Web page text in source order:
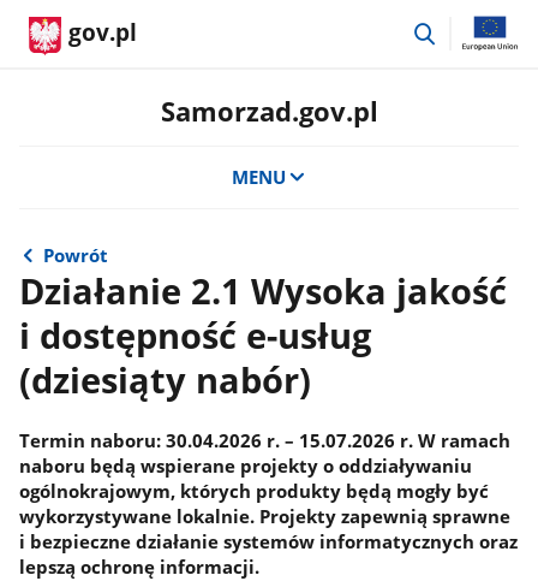
gov.pl
przejdź
Samorzad.gov.pl
MENU
Powrót
Działanie 2.1 Wysoka jakość
i dostępność e-usług
(dziesiąty nabór)
Termin naboru: 30.04.2026 r. – 15.07.2026 r. W ramach
naboru będą wspierane projekty o oddziaływaniu
ogólnokrajowym, których produkty będą mogły być
wykorzystywane lokalnie. Projekty zapewnią sprawne
i bezpieczne działanie systemów informatycznych oraz
lepszą ochronę informacji.